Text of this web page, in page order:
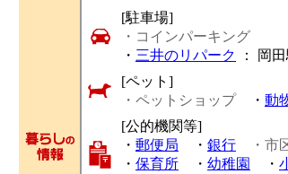
[駐車場]
・コインパーキング
・ 三井のリパーク
： 岡
[ペット]
・ペットショップ・ 動
[公的機関等]
・ 郵便局 ・ 銀行 ・市
・ 保育所 ・ 幼稚園 ・